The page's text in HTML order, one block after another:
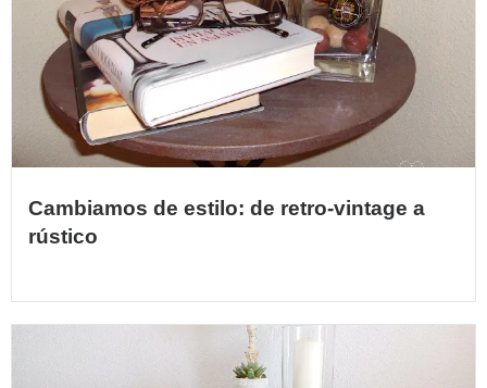
Cambiamos de estilo: de retro-vintage a
rústico